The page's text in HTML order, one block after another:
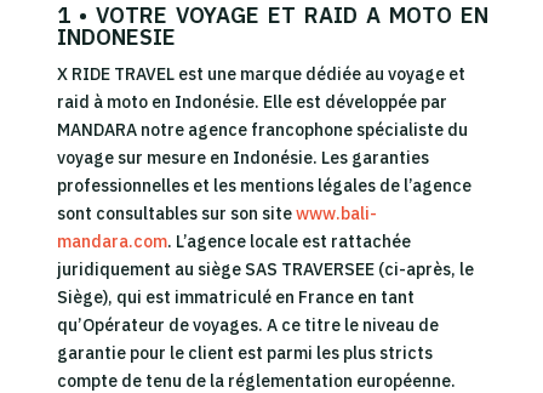
1 • VOTRE VOYAGE ET RAID A MOTO EN
INDONESIE
X RIDE TRAVEL est une marque dédiée au voyage et
raid à moto en Indonésie. Elle est développée par
MANDARA notre agence francophone spécialiste du
voyage sur mesure en Indonésie. Les garanties
professionnelles et les mentions légales de l’agence
sont consultables sur son sitewww.bali-
mandara.com. L’agence locale est rattachée
juridiquement au siège SAS TRAVERSEE (ci-après, le
Siège), qui est immatriculé en France en tant
qu’Opérateur de voyages. A ce titre le niveau de
garantie pour le client est parmi les plus stricts
compte de tenu de la réglementation européenne.